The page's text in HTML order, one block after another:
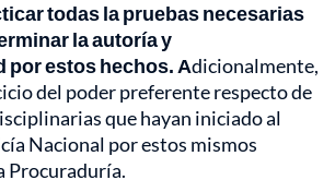
todas la pruebas necesarias
la autoría y
estos hechos. Adicionalmente,
del poder preferente respecto de
que hayan iniciado al
Nacional por estos mismos
Procuraduría.